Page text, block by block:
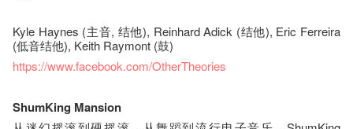
Kyle Haynes (主音, 结他), Reinhard Adick (结他), Eric Ferreira
(低音结他), Keith Raymont (鼓)
https://www.facebook.com/OtherTheories
ShumKing Mansion